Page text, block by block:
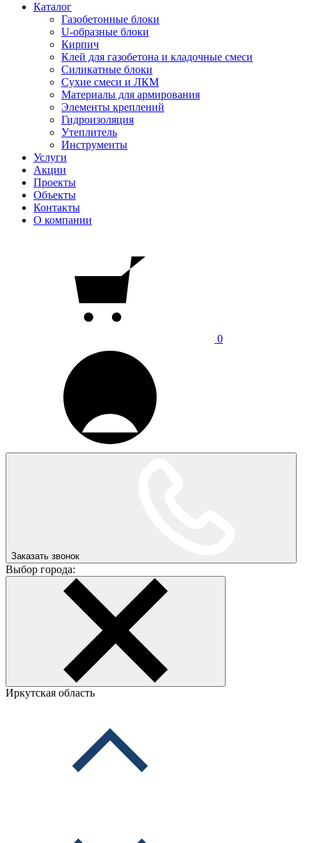
Каталог
Газобетонные блоки
U-образные блоки
Кирпич
Клей для газобетона и кладочные смеси
Силикатные блоки
Сухие смеси и ЛКМ
Материалы для армирования
Элементы креплений
Гидроизоляция
Утеплитель
Инструменты
Услуги
Акции
Проекты
Объекты
Контакты
О компании
0
Заказать звонок
Выбор города:
Иркутская область